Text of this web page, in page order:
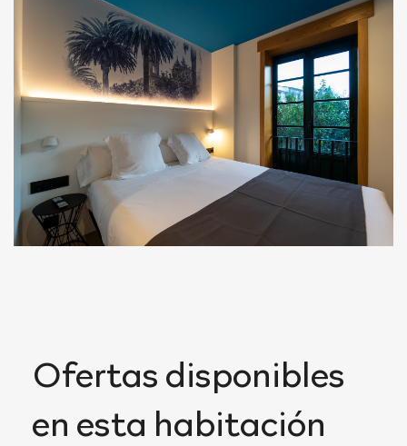
Ofertas disponibles
en esta habitación